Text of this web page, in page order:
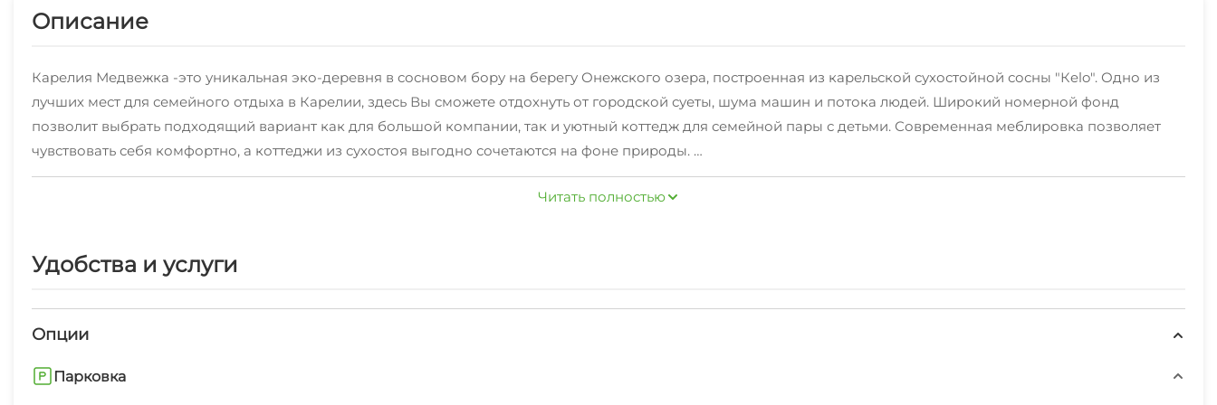
Описание
Карелия Медвежка -это уникальная эко-деревня в сосновом бору на берегу Онежского озера, построенная из карельской сухостойной сосны "Кelo". Одно из
лучших мест для семейного отдыха в Карелии, здесь Вы сможете отдохнуть от городской суеты, шума машин и потока людей. Широкий номерной фонд
позволит выбрать подходящий вариант как для большой компании, так и уютный коттедж для семейной пары с детьми. Современная меблировка позволяет
чувствовать себя комфортно, а коттеджи из сухостоя выгодно сочетаются на фоне природы.
В Онежских водах и близлежащих лесных озерах водится приличное количество рыбы, в здешних местах удачливому рыбаку или охотнику не придется скучать.
Для активного отдыха имеется квадроциклы, велосипеды, лодки, катера, скутера, снегоходы, лыжи беговые и горные, коньки, санки, катание на санях, ватрушки,
Хотите узнать наш край получше? К вашим услугам полный спектр экскурсий по культурным, историческим и природным достопримечательностям Карелии.
Читать полностью
Удобства и услуги
Опции
Парковка